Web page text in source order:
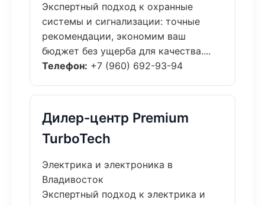
Экспертный подход к охранные
системы и сигнализации: точные
рекомендации, экономим ваш
бюджет без ущерба для качества....
Телефон: +7 (960) 692-93-94
Дилер-центр Premium
TurboTech
Электрика и электроника в
Владивосток
Экспертный подход к электрика и